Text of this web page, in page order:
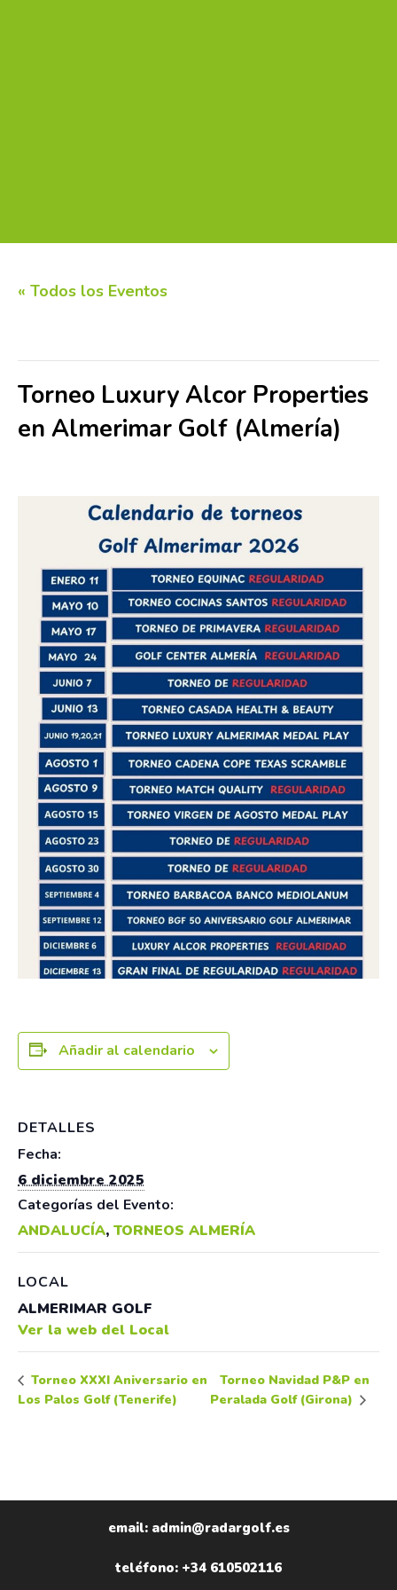
« Todos los Eventos
Torneo Luxury Alcor Properties
en Almerimar Golf (Almería)
Añadir al calendario
DETALLES
Fecha:
6 diciembre 2025
Categorías del Evento:
ANDALUCÍA, TORNEOS ALMERÍA
LOCAL
ALMERIMAR GOLF
Ver la web del Local
Torneo XXXI Aniversario en
Los Palos Golf (Tenerife)
Torneo Navidad P&P en
Peralada Golf (Girona)
email: admin@radargolf.es
teléfono: +34 610502116